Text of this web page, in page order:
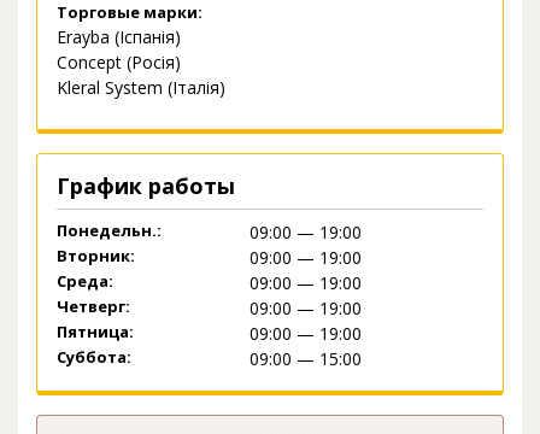
Торговые марки:
Erayba (Іспанія)
Concept (Росія)
Kleral System (Італія)
График работы
Понедельн.: 09:00 — 19:00
Вторник: 09:00 — 19:00
Среда: 09:00 — 19:00
Четверг: 09:00 — 19:00
Пятница: 09:00 — 19:00
Суббота: 09:00 — 15:00